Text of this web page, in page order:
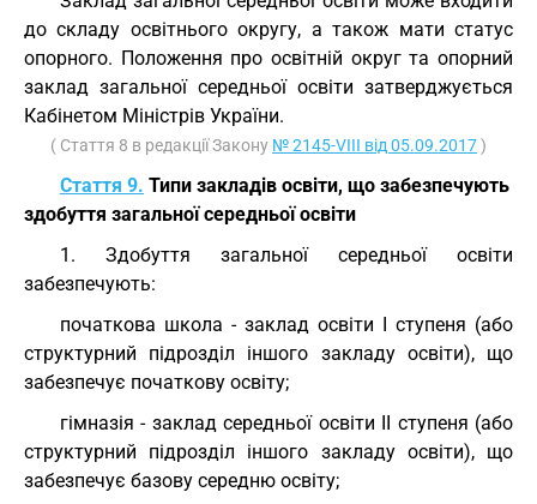
до складу освітнього округу, а також мати статус
опорного. Положення про освітній округ та опорний
заклад загальної середньої освіти затверджується
Кабінетом Міністрів України.
( Стаття 8 в редакції Закону № 2145-VIII від 05.09.2017)
Стаття 9. Типи закладів освіти, що забезпечують
здобуття загальної середньої освіти
1. Здобуття загальної середньої освіти
забезпечують:
початкова школа - заклад освіти I ступеня (або
структурний підрозділ іншого закладу освіти), що
забезпечує початкову освіту;
гімназія - заклад середньої освіти II ступеня (або
структурний підрозділ іншого закладу освіти), що
забезпечує базову середню освіту;